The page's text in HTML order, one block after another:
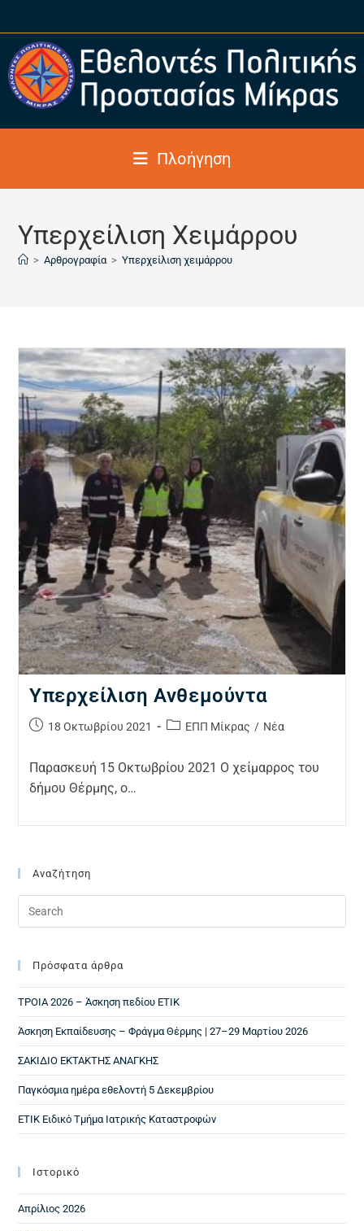
Πλοήγηση
Υπερχείλιση Χειμάρρου
> Αρθρογραφία > Υπερχείλιση χειμάρρου
Υπερχείλιση Ανθεμούντα
18 Οκτωβρίου 2021 ΕΠΠ Μίκρας / Νέα
Παρασκευή 15 Οκτωβρίου 2021 Ο χείμαρρος του
δήμου Θέρμης, ο…
Αναζήτηση
Πρόσφατα άρθρα
ΤΡΟΙΑ 2026 – Άσκηση πεδίου ΕΤΙΚ
Άσκηση Εκπαίδευσης – Φράγμα Θέρμης | 27–29 Μαρτίου 2026
ΣΑΚΙΔΙΟ ΕΚΤΑΚΤΗΣ ΑΝΑΓΚΗΣ
Παγκόσμια ημέρα εθελοντή 5 Δεκεμβρίου
ΕΤΙΚ Ειδικό Τμήμα Ιατρικής Καταστροφών
Ιστορικό
Απρίλιος 2026